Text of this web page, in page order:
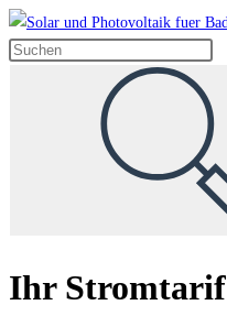
Zum
Inhalt
Ihr Stromtarif